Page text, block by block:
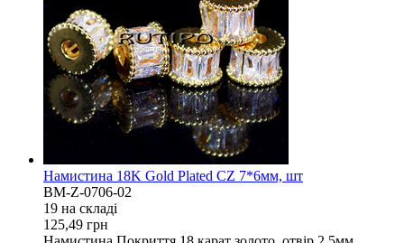
Намистина 18K Gold Plated CZ 7*6мм, шт
BM-Z-0706-02
19 на складi
125,49 грн